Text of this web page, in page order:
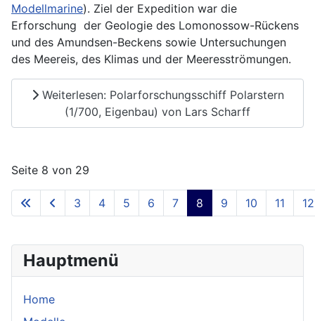
Hauptmenü
Home
Modellmarine). Ziel der Expedition war die
Erforschung der Geologie des Lomonossow-Rückens
und des Amundsen-Beckens sowie Untersuchungen
des Meereis, des Klimas und der Meeresströmungen.
Weiterlesen: Polarforschungsschiff Polarstern
(1/700, Eigenbau) von Lars Scharff
Seite 8 von 29
3 4 5 6 7 8 9 10 11 12